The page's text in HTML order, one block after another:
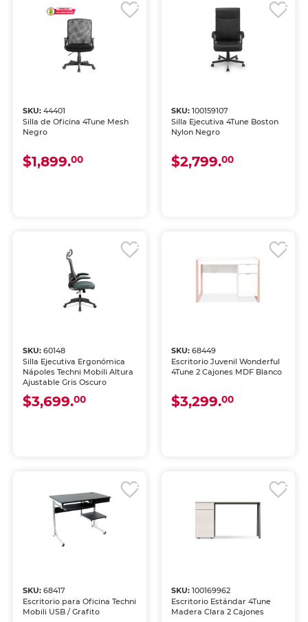
SKU:44401
Silla de Oficina 4Tune Mesh
Negro
$1,899.00
SKU: 100159107
Silla Ejecutiva 4Tune Boston
Nylon Negro
$2,799.00
SKU:60148
Silla Ejecutiva Ergonómica
Nápoles Techni Mobili Altura
Ajustable Gris Oscuro
$3,699.00
SKU: 68449
Escritorio Juvenil Wonderful
4Tune 2 Cajones MDF Blanco
$3,299.00
SKU:68417
Escritorio para Oficina Techni
Mobili USB / Grafito
SKU: 100169962
Escritorio Estándar 4Tune
Madera Clara 2 Cajones